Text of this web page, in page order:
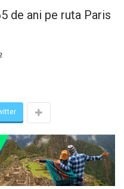
de ani pe ruta Paris